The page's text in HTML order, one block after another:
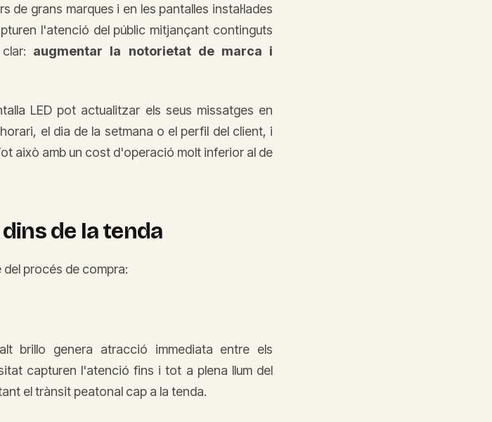
de grans marques i en les pantalles instal·lades
l'atenció del públic mitjançant continguts
augmentar la notorietat de marca i
LED pot actualitzar els seus missatges en
el dia de la setmana o el perfil del client, i
això amb un cost d'operació molt inferior al de
de la tenda
del procés de compra:
brillo genera atracció immediata entre els
capturen l'atenció fins i tot a plena llum del
el trànsit peatonal cap a la tenda.